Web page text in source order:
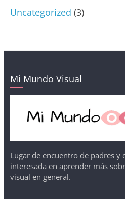
Uncategorized (3)
Mi Mundo Visual
Lugar de encuentro de padres y
interesada en aprender más
visual en general.